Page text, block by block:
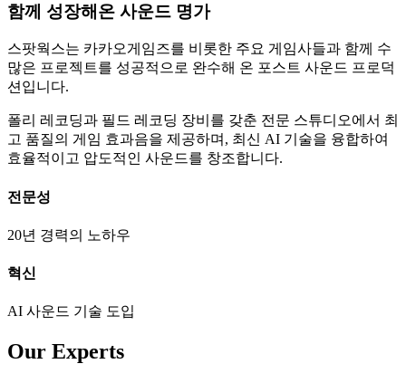
함께 성장해온 사운드 명가
스팟웍스는 카카오게임즈를 비롯한 주요 게임사들과 함께 수
많은 프로젝트를 성공적으로 완수해 온 포스트 사운드 프로덕
션입니다.
폴리 레코딩과 필드 레코딩 장비를 갖춘 전문 스튜디오에서 최
고 품질의 게임 효과음을 제공하며, 최신 AI 기술을 융합하여
효율적이고 압도적인 사운드를 창조합니다.
전문성
20년 경력의 노하우
혁신
AI 사운드 기술 도입
Our Experts